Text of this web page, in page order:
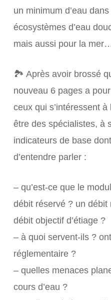
un minimum d’eau
écosystèmes d’eau
mais aussi pour la
🏞️ Après avoir brossé
nouveau 6 pages a
ceux qui s’intéressent
être des spécialistes, à
indicateurs de base
d’entendre parler :
– qu’est-ce que le
débit réservé ? un
débit objectif d’étiage ?
– à quoi servent-ils ?
réglementaire ?
– quelles menaces
cours d’eau ?